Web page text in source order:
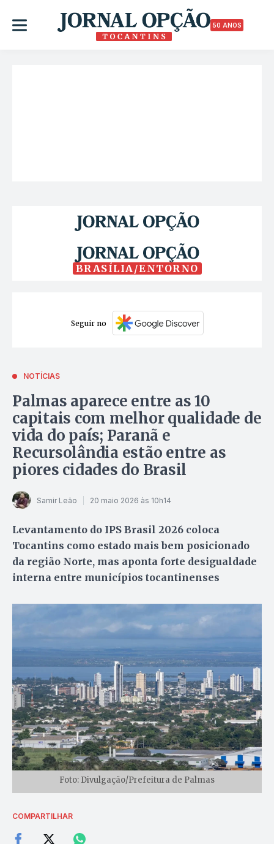
50 ANOS
BRASÍLIA/ENTORNO
Seguir no
NOTÍCIAS
Palmas aparece entre as 10
capitais com melhor qualidade de
vida do país; Paranã e
Recursolândia estão entre as
piores cidades do Brasil
Samir Leão 20 maio 2026 às 10h14
Levantamento do IPS Brasil 2026 coloca
Tocantins como estado mais bem posicionado
da região Norte, mas aponta forte desigualdade
interna entre municípios tocantinenses
Foto: Divulgação/Prefeitura de Palmas
COMPARTILHAR